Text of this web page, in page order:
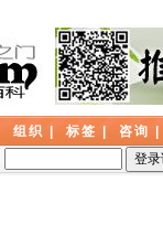
组织 标签 咨询